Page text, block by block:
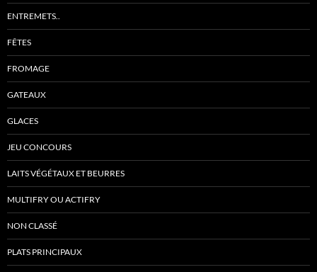
ENTREMETS..
FÊTES
FROMAGE
GATEAUX
GLACES
JEU CONCOURS
LAITS VÉGÉTAUX ET BEURRES
MULTIFRY OU ACTIFRY
NON CLASSÉ
PLATS PRINCIPAUX